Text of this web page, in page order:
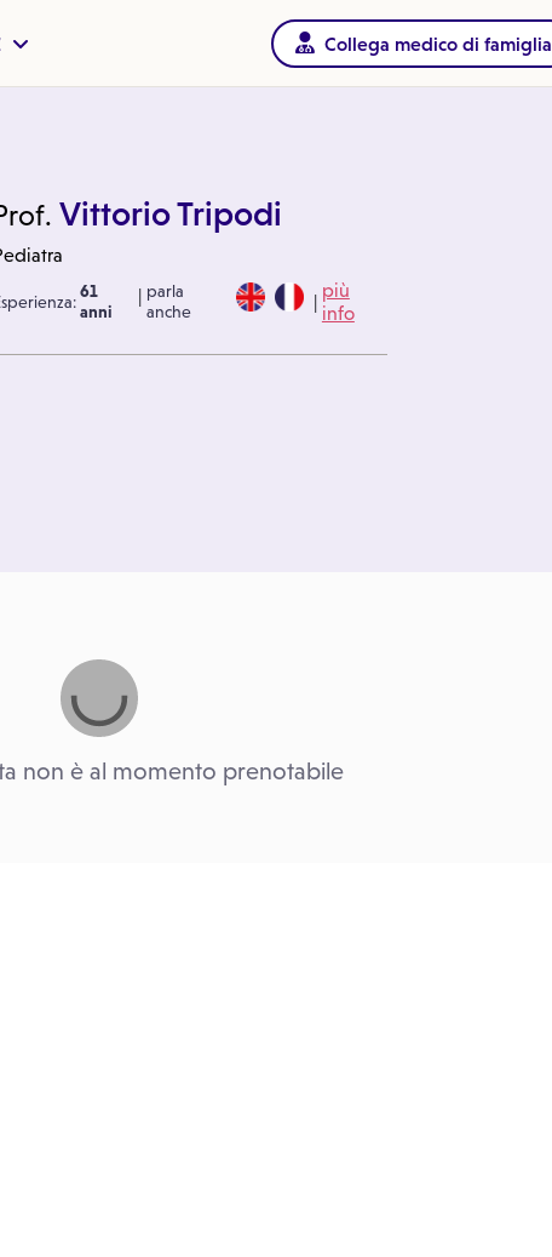
Collega medico di famiglia
Vittorio Tripodi
61
anni
| parla
anche
|
più
info
non è al momento prenotabile